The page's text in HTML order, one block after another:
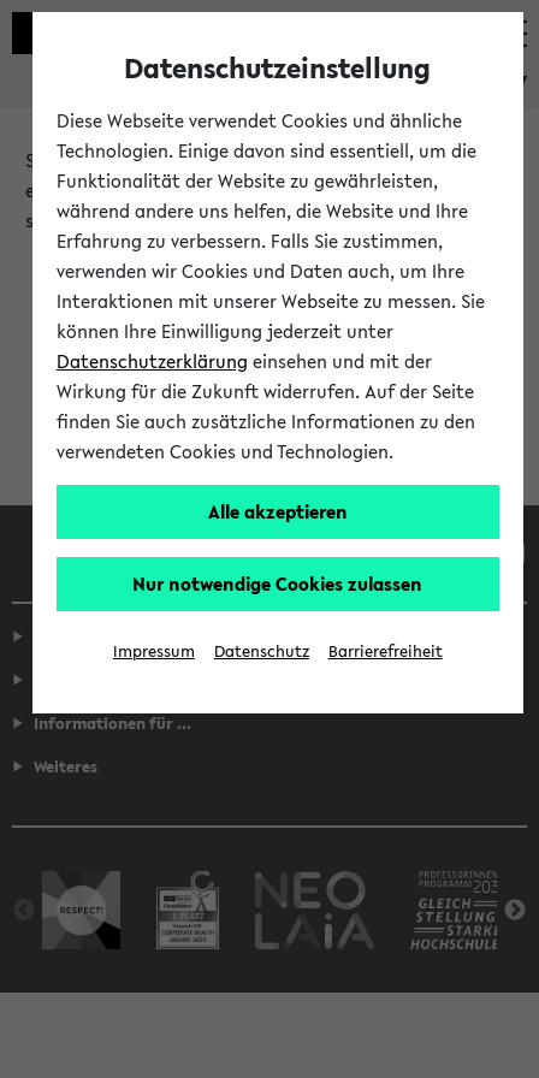
eKVV
Sie möchten auf eine eKVV Funktion zugreifen, die Ihnen
erst nach einer Anmeldung am System zur Verfügung
steht.
Bitte melden Sie sich an:
Anmeldung am eKVV
Informationen für ...
Weiteres
Datenschutzeinstellung
Diese Webseite verwendet Cookies und ähnliche
Technologien. Einige davon sind essentiell, um die
Funktionalität der Website zu gewährleisten,
während andere uns helfen, die Website und Ihre
Erfahrung zu verbessern. Falls Sie zustimmen,
verwenden wir Cookies und Daten auch, um Ihre
Interaktionen mit unserer Webseite zu messen. Sie
können Ihre Einwilligung jederzeit unter
Datenschutzerklärung einsehen und mit der
Wirkung für die Zukunft widerrufen. Auf der Seite
finden Sie auch zusätzliche Informationen zu den
verwendeten Cookies und Technologien.
Alle akzeptieren
Nur notwendige Cookies zulassen
Impressum Datenschutz Barrierefreiheit